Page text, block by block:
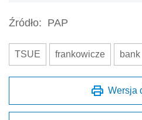
Źródło: PAP
TSUE frankowicze bank
Wersja